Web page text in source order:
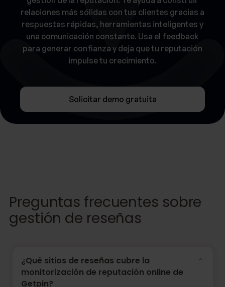
relaciones más sólidas con tus clientes gracias a
respuestas rápidas, herramientas inteligentes y
una comunicación constante. Usa el feedback
para generar confianza y deja que tu reputación
impulse tu crecimiento.
Solicitar demo gratuita
Preguntas frecuentes sobre
gestión de reseñas
¿Qué sitios de reseñas cubre la
monitorización de reputación online de
Getpin?